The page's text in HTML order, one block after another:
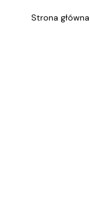
Strona główna